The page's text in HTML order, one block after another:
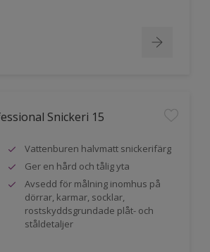
Snickeri 15
Vattenburen halvmatt snickerifärg
Ger en hård och tålig yta
Avsedd för målning inomhus på
dörrar, karmar, socklar,
rostskyddsgrundade plåt- och
ståldetaljer